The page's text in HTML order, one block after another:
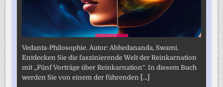
Vedanta-Philosophie. Autor: Abhedananda, Swami.
Entdecken Sie die faszinierende Welt der Reinkarnation
mit „Fünf Vorträge über Reinkarnation“. In diesem Buch
werden Sie von einem der führenden [...]